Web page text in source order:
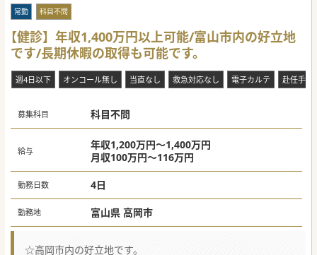
常勤 科目不問
【健診】年収1,400万円以上可能/富山市内の好立地
です/長期休暇の取得も可能です。
週4日以下 オンコール無し 当直なし 救急対応なし 電子カルテ 赴任手当
募集科目 科目不問
給与
年収1,200万円～1,400万円
月収100万円～116万円
勤務日数 4日
勤務地 富山県 高岡市
☆高岡市内の好立地です。